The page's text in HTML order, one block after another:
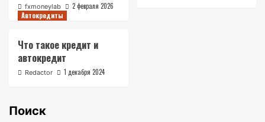
fxmoneylab 2 февраля 2026
Автокредиты
Что такое кредит и
автокредит
Redactor 1 декабря 2024
Поиск